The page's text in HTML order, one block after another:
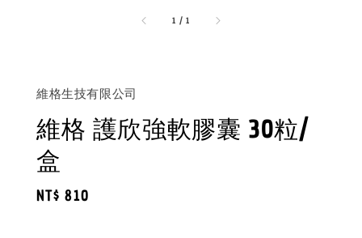
1 /1
維格生技有限公司
維格 護欣強軟膠囊 30粒/
盒
Regular
NT$ 810